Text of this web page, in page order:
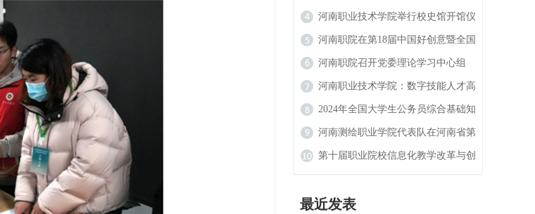
地的崛起
河南职业技术学院举行校史馆开馆仪
式
河南职院在第18届中国好创意暨全国
数字艺术设计大赛中喜获佳绩
河南职院召开党委理论学习中心组
（扩大）民族宗教工作专题学习会
河南职业技术学院：数字技能人才高
地的崛起
2024年全国大学生公务员综合基础知
识大赛
河南测绘职业学院代表队在河南省第
二届学生定向锦标赛中斩获佳绩
第十届职业院校信息化教学改革与创
最近发表